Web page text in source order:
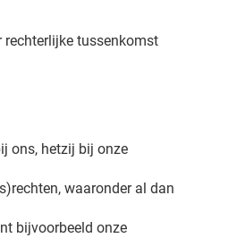
rechterlijke tussenkomst
ons, hetzij bij onze
waaronder al dan
bijvoorbeeld onze